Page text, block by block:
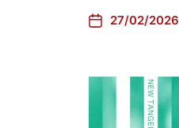
27/02/2026